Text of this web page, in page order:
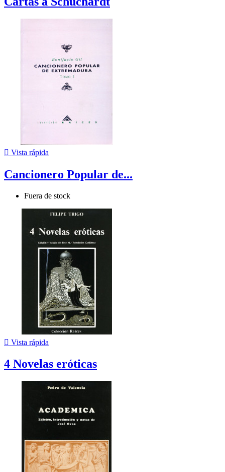
 Vista rápida
Cancionero Popular de...
Fuera de stock
 Vista rápida
4 Novelas eróticas